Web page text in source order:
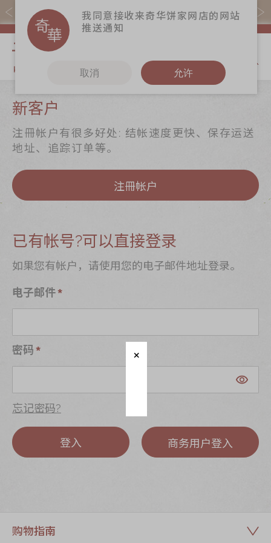
易赏钱会员凭推广码购买现货产品可赚易赏钱($5=1分)
关于奇华
奇华传奇
最新推广
商务销售
奇华网志
奇华饼食
贺年食品
手信礼品
时令食品
FRIENDS礼盒
所有产品
产品价目表
更多
奇华工作坊
EN 繁體
已有帐号?可以直接登录
如果您有帐户，请使用您的电子邮件地址登录。
电子邮件
密码
登入 商务用户登入
忘记密码?
新客户
注冊帐户有很多好处: 结帐速度更快、保存运送
地址、追踪订单等。
注冊帐户
购物指南
我同意接收来奇华饼家网店的网站
推送通知
取消 允许